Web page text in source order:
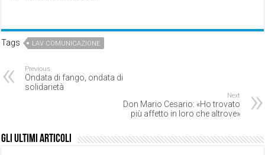
Tags LAV COMUNICAZIONE
Previous
Ondata di fango, ondata di
solidarietà
Next
Don Mario Cesario: «Ho trovato
più affetto in loro che altrove»
Gli ultimi articoli